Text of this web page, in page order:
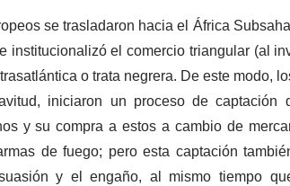
se trasladaron hacia el África
institucionalizó el comercio triangular (al
o trata negrera. De este modo,
iniciaron un proceso de
y su compra a estos a cambio de
de fuego; pero esta captación
y el engaño, al mismo tiempo